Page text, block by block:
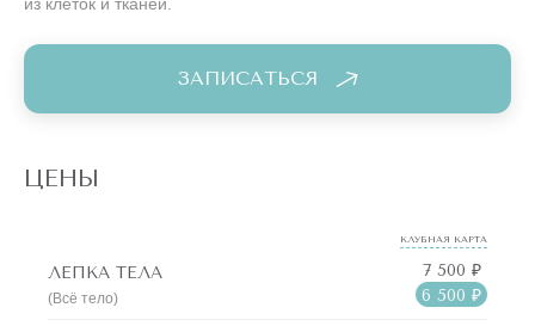
ЗАПИСАТЬСЯ
ЦЕНЫ
КЛУБНАЯ КАРТА
ЛЕПКА ТЕЛА
(Всё тело)
7 500 ₽
6 500 ₽